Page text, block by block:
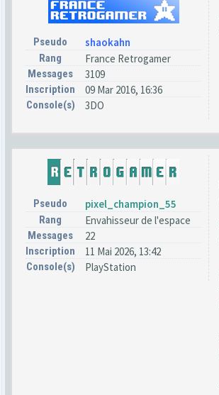
Pseudo shaokahn
Rang France Retrogamer
Messages 3109
Inscription 09 Mar 2016, 16:36
Console(s) 3DO
Pseudo pixel_champion_55
Rang Envahisseur de l'espace
Messages 22
Inscription 11 Mai 2026, 13:42
Console(s) PlayStation